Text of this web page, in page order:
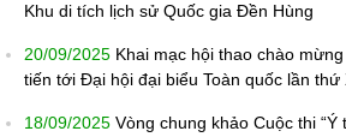
Khu di tích lịch sử Quốc gia Đền Hùng
20/09/2025 Khai mạc hội thao chào
tiến tới Đại hội đại biểu Toàn quốc lần thứ
18/09/2025 Vòng chung khảo Cuộc thi “Ý